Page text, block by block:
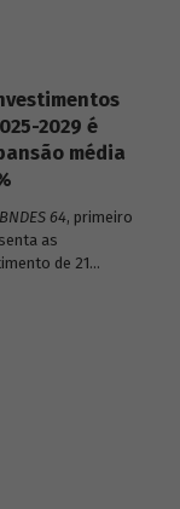
2029 é
média
64, primeiro
as
de 21